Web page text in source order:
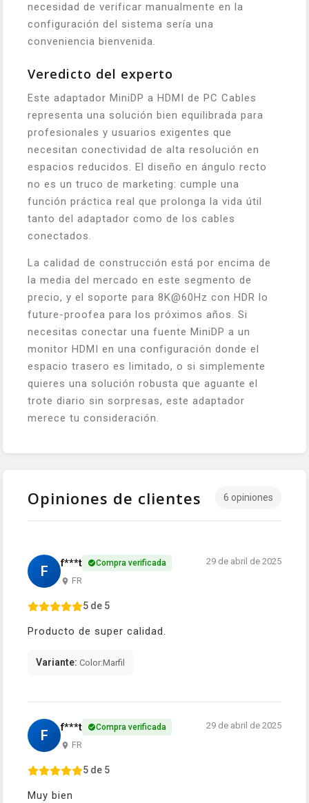
necesidad de verificar manualmente en la
configuración del sistema sería una
conveniencia bienvenida.
Veredicto del experto
Este adaptador MiniDP a HDMI de PC Cables
representa una solución bien equilibrada para
profesionales y usuarios exigentes que
necesitan conectividad de alta resolución en
espacios reducidos. El diseño en ángulo recto
no es un truco de marketing: cumple una
función práctica real que prolonga la vida útil
tanto del adaptador como de los cables
conectados.
La calidad de construcción está por encima de
la media del mercado en este segmento de
precio, y el soporte para 8K@60Hz con HDR lo
future-proofea para los próximos años. Si
necesitas conectar una fuente MiniDP a un
monitor HDMI en una configuración donde el
espacio trasero es limitado, o si simplemente
quieres una solución robusta que aguante el
trote diario sin sorpresas, este adaptador
merece tu consideración.
Opiniones de clientes 6 opiniones
F f***t Compra verificada
FR
29 de abril de 2025
5 de 5
Producto de super calidad.
Variante: Color:Marfil
F f***t Compra verificada
FR
29 de abril de 2025
5 de 5
Muy bien